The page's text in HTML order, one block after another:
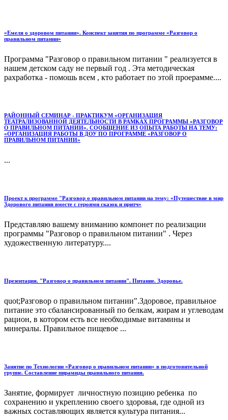
«Емеля о здоровом питании». Конспект занятия по программе «Разговор о
правильном питании»
Программа "Разговор о правильном питании " реализуется в
нашем детском саду не первый год . Эта методическая
рахработка - помошь всем , кто работает по этой проерамме....
РАЙОННЫЙ СЕМИНАР - ПРАКТИКУМ «ОРГАНИЗАЦИЯ
ТЕАТРАЛИЗОВАННОЙ ДЕЯТЕЛЬНОСТИ В РАМКАХ ПРОГРАММЫ «РАЗГОВОР
О ПРАВИЛЬНОМ ПИТАНИИ». СООБЩЕНИЕ ИЗ ОПЫТА РАБОТЫ НА ТЕМУ:
«ОРГАНИЗАЦИЯ РАБОТЫ В ДОУ ПО ПРОГРАММЕ «РАЗГОВОР О
ПРАВИЛЬНОМ ПИТАНИИ»
...
Проект к программе "Разговор о правильном питании на тему: «Путешествие в мир
Здорового питания вместе с героями сказок и притч»
Представляю вашему вниманию компонет по реализации
программы "Разговор о правильном питании" . Через
художественную литературу....
Презентация. "Разговор о правильном питании". Питание. Здоровье.
quot;Разговор о правильном питании".Здоровое, правильное
питание это сбалансированный по белкам, жирам и углеводам
рацион, в котором есть все необходимые витамины и
минералы. Правильное пищевое ...
Занятие по Технологии «Разговор о правильном питании» в подготовительной
группе. Составление пирамиды правильного питания.
Занятие, формирует личностную позицию ребенка по
сохранению и укреплению своего здоровья, где одной из
важных составляющих является культура питания...